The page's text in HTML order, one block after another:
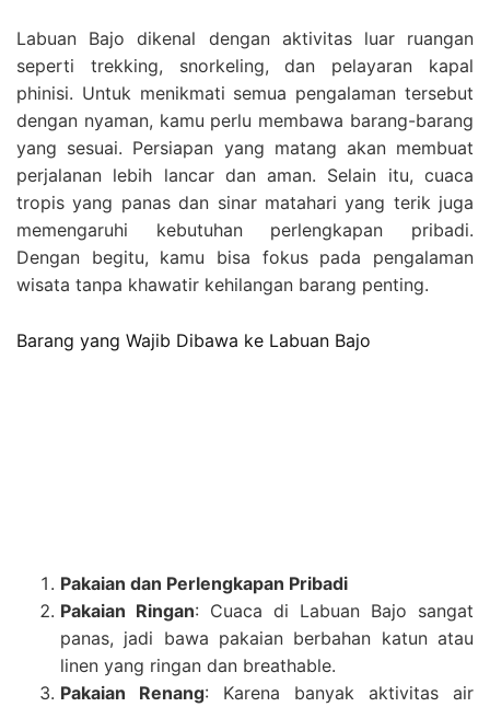
Labuan Bajo dikenal dengan aktivitas luar ruangan
seperti trekking, snorkeling, dan pelayaran kapal
phinisi. Untuk menikmati semua pengalaman tersebut
dengan nyaman, kamu perlu membawa barang-barang
yang sesuai. Persiapan yang matang akan membuat
perjalanan lebih lancar dan aman. Selain itu, cuaca
tropis yang panas dan sinar matahari yang terik juga
memengaruhi kebutuhan perlengkapan pribadi.
Dengan begitu, kamu bisa fokus pada pengalaman
wisata tanpa khawatir kehilangan barang penting.
Barang yang Wajib Dibawa ke Labuan Bajo
Pakaian dan Perlengkapan Pribadi
Pakaian Ringan: Cuaca di Labuan Bajo sangat
panas, jadi bawa pakaian berbahan katun atau
linen yang ringan dan breathable.
Pakaian Renang: Karena banyak aktivitas air